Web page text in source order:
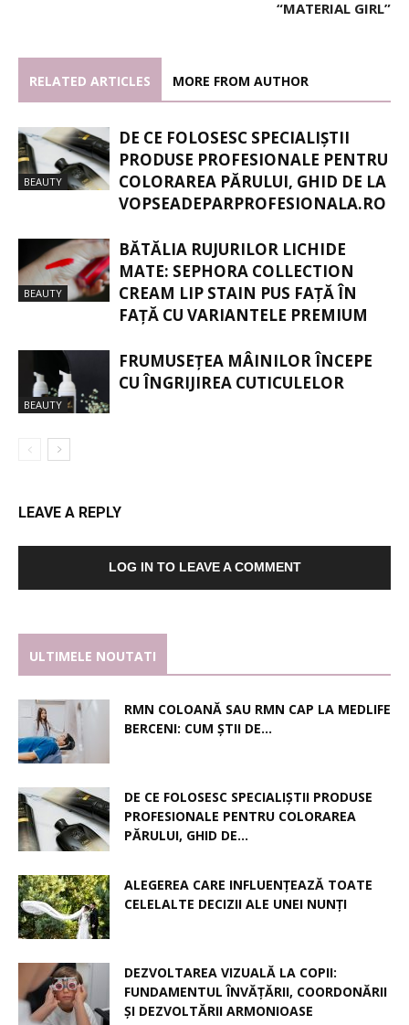
“MATERIAL GIRL”
RELATED ARTICLES MORE FROM AUTHOR
BEAUTY
DE CE FOLOSESC SPECIALIȘTII
PRODUSE PROFESIONALE PENTRU
COLORAREA PĂRULUI, GHID DE LA
VOPSEADEPARPROFESIONALA.RO
BEAUTY
BĂTĂLIA RUJURILOR LICHIDE
MATE: SEPHORA COLLECTION
CREAM LIP STAIN PUS FAȚĂ ÎN
FAȚĂ CU VARIANTELE PREMIUM
BEAUTY
FRUMUSEȚEA MÂINILOR ÎNCEPE
CU ÎNGRIJIREA CUTICULELOR
LEAVE A REPLY
LOG IN TO LEAVE A COMMENT
ULTIMELE NOUTATI
RMN COLOANĂ SAU RMN CAP LA MEDLIFE
BERCENI: CUM ȘTII DE...
DE CE FOLOSESC SPECIALIȘTII PRODUSE
PROFESIONALE PENTRU COLORAREA
PĂRULUI, GHID DE...
ALEGEREA CARE INFLUENȚEAZĂ TOATE
CELELALTE DECIZII ALE UNEI NUNȚI
DEZVOLTAREA VIZUALĂ LA COPII:
FUNDAMENTUL ÎNVĂȚĂRII, COORDONĂRII
ȘI DEZVOLTĂRII ARMONIOASE